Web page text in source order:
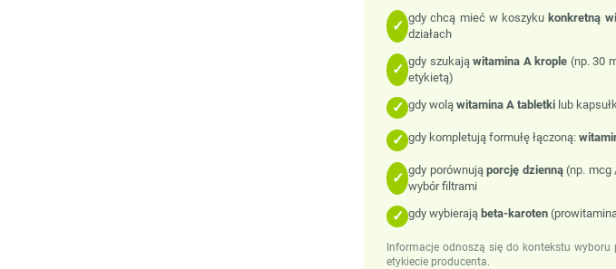
✓ gdy chcą mieć w koszykukonkretną
działach
✓ gdy szukają witamina A krople (np. 30
etykietą)
✓ gdy wolą witamina A tabletki lub
✓ gdy kompletują formułę łączoną:
✓ gdy porównują porcję dzienną(np. mcg
wybór filtrami
✓ gdy wybierają beta-karoten
Informacje odnoszą się do kontekstu
etykiecie producenta.